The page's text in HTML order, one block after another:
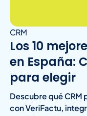
CRM
Los 10
en España:
para elegir
Descubre qué CRM
con VeriFactu,